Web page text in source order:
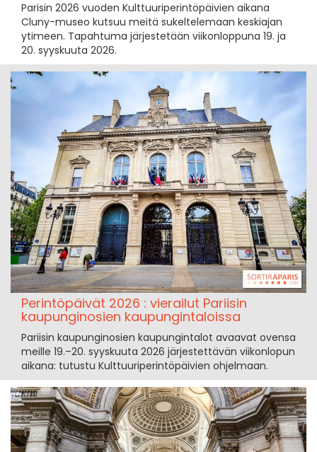
Parisin 2026 vuoden Kulttuuriperintöpäivien aikana
Cluny-museo kutsuu meitä sukeltelemaan keskiajan
ytimeen. Tapahtuma järjestetään viikonloppuna 19. ja
20. syyskuuta 2026.
Perintöpäivät 2026 : vierailut Pariisin
kaupunginosien kaupungintaloissa
Pariisin kaupunginosien kaupungintalot avaavat ovensa
meille 19.–20. syyskuuta 2026 järjestettävän viikonlopun
aikana: tutustu Kulttuuriperintöpäivien ohjelmaan.